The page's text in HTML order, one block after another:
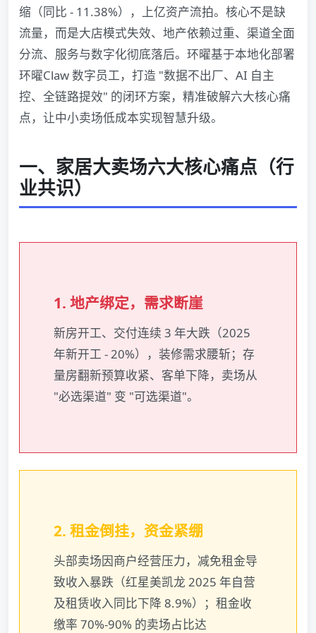
缩（同比 - 11.38%），上亿资产流拍。核心不是缺
流量，而是大店模式失效、地产依赖过重、渠道全面
分流、服务与数字化彻底落后。环曜基于本地化部署
环曜Claw 数字员工，打造 "数据不出厂、AI 自主
控、全链路提效" 的闭环方案，精准破解六大核心痛
点，让中小卖场低成本实现智慧升级。
一、家居大卖场六大核心痛点（行
业共识）
1. 地产绑定，需求断崖
新房开工、交付连续 3 年大跌（2025
年新开工 - 20%），装修需求腰斩；存
量房翻新预算收紧、客单下降，卖场从
"必选渠道" 变 "可选渠道"。
2. 租金倒挂，资金紧绷
头部卖场因商户经营压力，减免租金导
致收入暴跌（红星美凯龙 2025 年自营
及租赁收入同比下降 8.9%）；租金收
缴率 70%-90% 的卖场占比达